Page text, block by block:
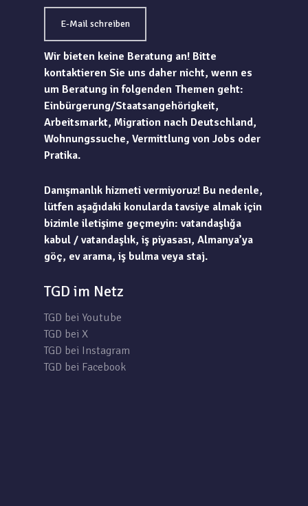
E-Mail schreiben
Wir bieten keine Beratung an! Bitte
kontaktieren Sie uns daher nicht, wenn es
um Beratung in folgenden Themen geht:
Einbürgerung/Staatsangehörigkeit,
Arbeitsmarkt, Migration nach Deutschland,
Wohnungssuche, Vermittlung von Jobs oder
Pratika.
Danışmanlık hizmeti vermiyoruz! Bu nedenle,
lütfen aşağıdaki konularda tavsiye almak için
bizimle iletişime geçmeyin: vatandaşlığa
kabul / vatandaşlık, iş piyasası, Almanya’ya
göç, ev arama, iş bulma veya staj.
TGD im Netz
TGD bei Youtube
TGD bei X
TGD bei Instagram
TGD bei Facebook